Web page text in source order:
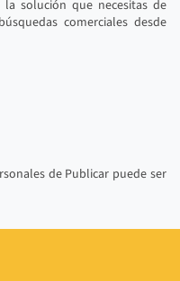
solución que necesitas de
comerciales desde
de Publicar puede ser